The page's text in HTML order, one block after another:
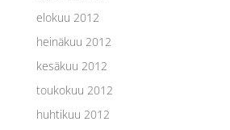
elokuu 2012
heinäkuu 2012
kesäkuu 2012
toukokuu 2012
huhtikuu 2012